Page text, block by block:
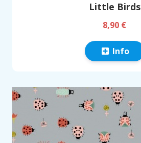
Little Birds
8,90 €
Info